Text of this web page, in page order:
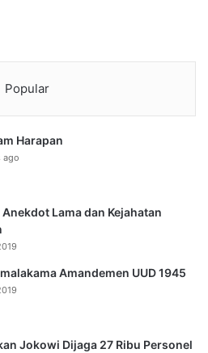
Popular
Harapan
ago
Lama dan Kejahatan
Amandemen UUD 1945
Jokowi Dijaga 27 Ribu Personel